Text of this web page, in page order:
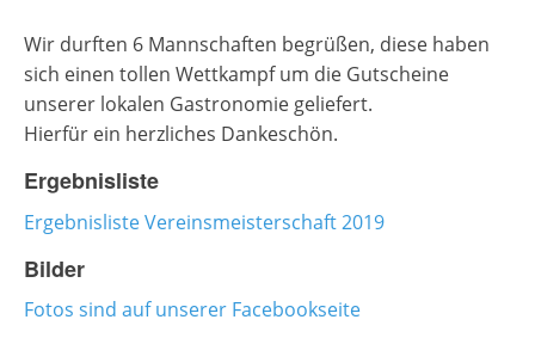
Wir durften 6 Mannschaften begrüßen, diese haben
sich einen tollen Wettkampf um die Gutscheine
unserer lokalen Gastronomie geliefert.
Hierfür ein herzliches Dankeschön.
Ergebnisliste
Ergebnisliste Vereinsmeisterschaft 2019
Bilder
Fotos sind auf unserer Facebookseite